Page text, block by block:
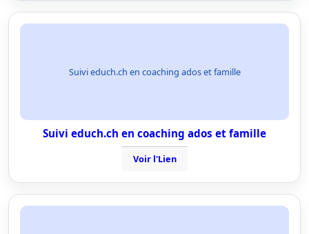
Suivi educh.ch en coaching ados et famille
Suivi educh.ch en coaching ados et famille
Voir l'Lien